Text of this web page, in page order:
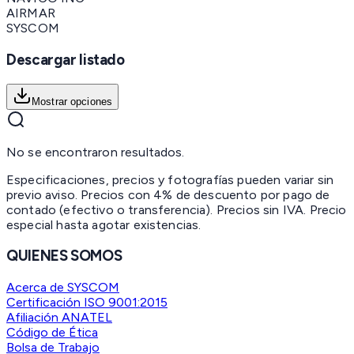
AIRMAR
SYSCOM
Descargar listado
Mostrar opciones
No se encontraron resultados.
Especificaciones, precios y fotografías pueden variar sin
previo aviso. Precios con 4% de descuento por pago de
contado (efectivo o transferencia). Precios sin IVA. Precio
especial hasta agotar existencias.
QUIENES SOMOS
Acerca de SYSCOM
Certificación ISO 9001:2015
Afiliación ANATEL
Código de Ética
Bolsa de Trabajo